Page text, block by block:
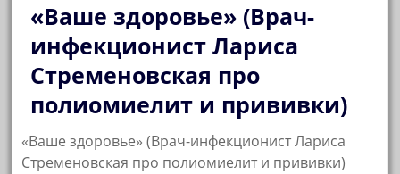
«Ваше здоровье» (Врач-
инфекционист Лариса
Стременовская про
полиомиелит и прививки)
«Ваше здоровье» (Врач-инфекционист Лариса
Стременовская про полиомиелит и прививки)